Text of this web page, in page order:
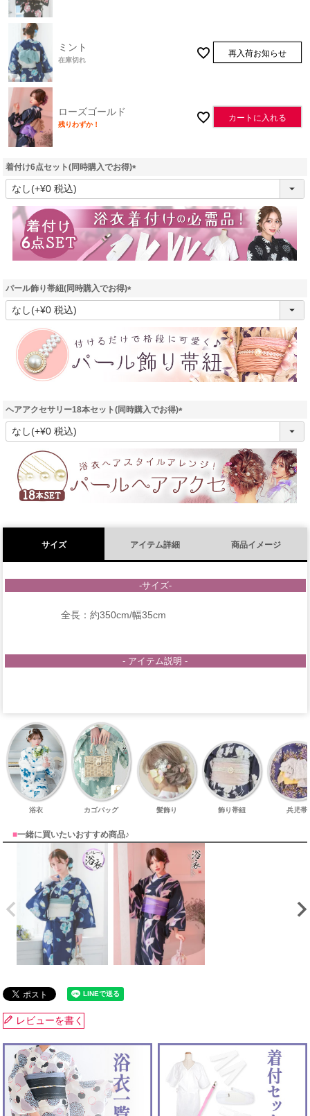
ミント
在庫切れ
再入荷お知らせ
ローズゴールド
残りわずか！
カートに入れる
着付け6点セット(同時購入でお得)
(
須
)
パール飾り帯紐(同時購入でお得)
(
ヘアアクセサリー18本セット(同時購入でお得)
(
須
)
サイズ アイテム詳細 商品イメージ
-サイズ-
全長：約350cm/幅35cm
- アイテム説明 -
浴衣 カゴバッグ 髪飾り 飾り帯紐 兵児帯
■一緒に買いたいおすすめ商品♪
レビューを書く